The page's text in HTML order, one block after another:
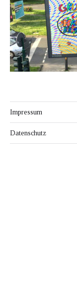
Impressum
Datenschutz